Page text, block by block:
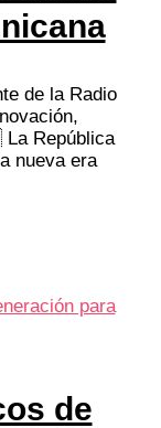
de la Radio
República
nueva era
de